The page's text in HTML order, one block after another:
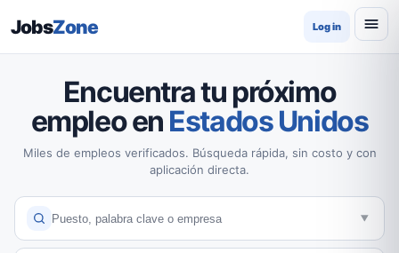
JobsZone Log in
Encuentra tu próximo
empleo en Estados Unidos
Miles de empleos verificados. Búsqueda rápida, sin costo y con
aplicación directa.